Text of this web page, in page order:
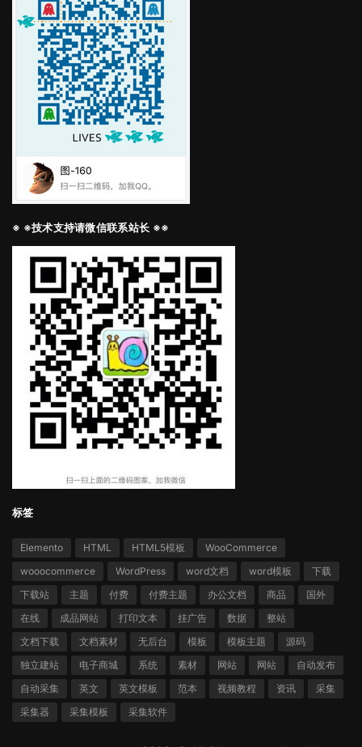
※ ※技术支持请微信联系站长 ※※
标签
Elemento HTML HTML5模板
WooCommerce
wooocommerce
WordPress word文档 word模板
下载
下载站
主题 付费 付费主题 办公文档 商品
国外
在线
成品网站 打印文本 挂广告 数据
整站
文档下载
文档素材 无后台 模板 模板主题
源码
独立建站
电子商城 系统 素材 网站 网站
自动发布
自动采集
英文 英文模板 范本 视频教程 资讯
采集
采集器
采集模板 采集软件